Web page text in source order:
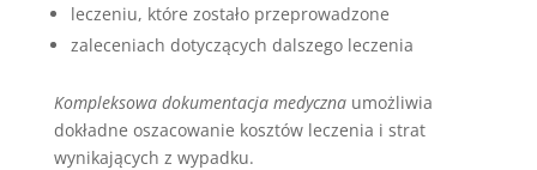
leczeniu, które zostało przeprowadzone
zaleceniach dotyczących dalszego leczenia
Kompleksowa dokumentacja medycznaumożliwia
dokładne oszacowanie kosztów leczenia i strat
wynikających z wypadku.